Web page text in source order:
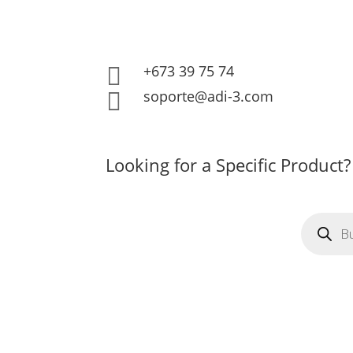
 +673 39 75 74
 soporte@adi-3.com
Looking for a Specific Product?
productos